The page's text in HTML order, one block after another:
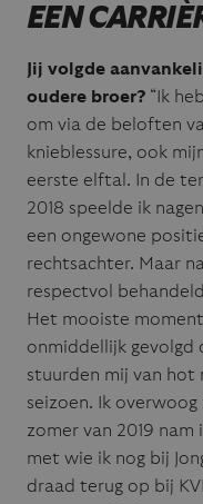
EEN
Jij volgde
oudere broer? “Ik
om via de beloften
knieblessure, ook
eerste elftal. In de
2018 speelde ik
een ongewone
rechtsachter. Maar
respectvol
Het mooiste
onmiddellijk
stuurden mij van hot
seizoen. Ik
zomer van 2019
met wie ik nog bij
draad terug op bij